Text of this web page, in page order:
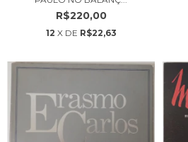
R$220,00
12 X DE R$22,63